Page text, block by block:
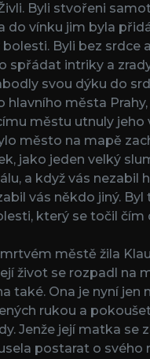
Byli stvořeni
do vínku jim byla
Byli bez srdce
spřádat intriky a
svou dýku do
hlavního města
městu utnuly jeho
město na mapě
jako jeden velký
a když vás nezabil
vás někdo jiný.
který se točil čím
městě žila
život se rozpadl na
také. Ona je nyní jen
rukou a
Jenže její matka se
postarat o svého